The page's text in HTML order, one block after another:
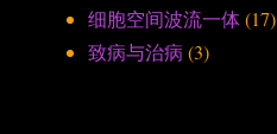
细胞空间波流一体(17)
致病与治病 (3)